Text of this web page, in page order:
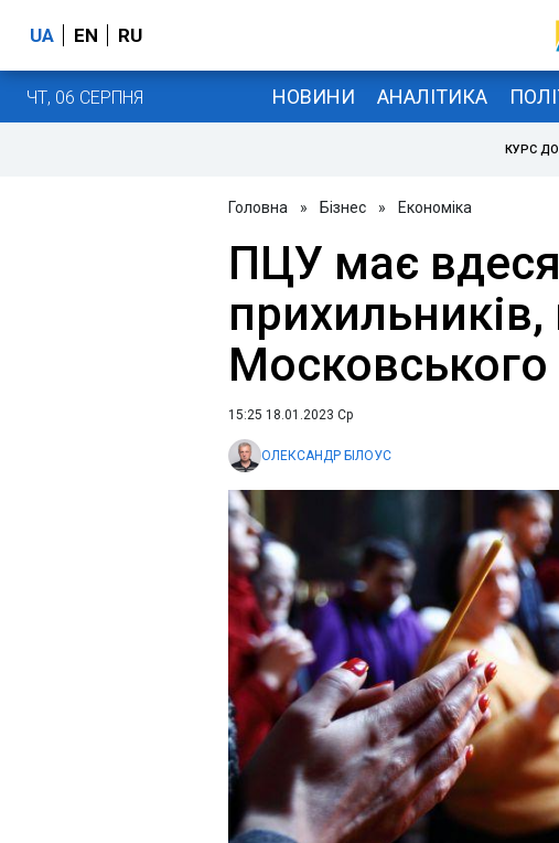
UA EN RU
ЧТ, 06 СЕРПНЯ НОВИНИ АНАЛІТИКА
КУРС
Головна » Бізнес » Економіка
ПЦУ має
Московського
15:25 18.01.2023 Ср
ОЛЕКСАНДР БІЛОУС